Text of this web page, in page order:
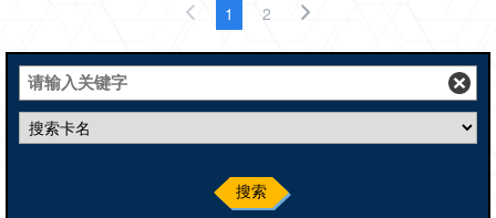
1 2
搜索